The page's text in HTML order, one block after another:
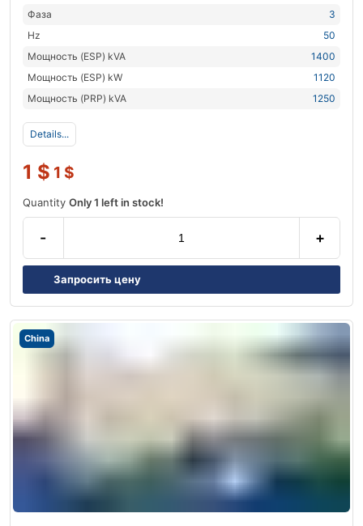
Фаза
3
Hz
50
Мощность (ESP) kVA
1400
Мощность (ESP) kW
1120
Мощность (PRP) kVA
1250
Details...
1 $ 1 $
Quantity Only 1 left in stock!
- +
Запросить цену
China